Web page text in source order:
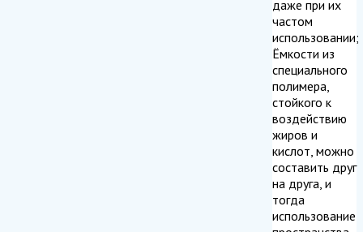
даже при их
частом
использовании;
Ёмкости из
специального
полимера,
стойкого к
воздействию
жиров и
кислот, можно
составить друг
на друга, и
тогда
использование